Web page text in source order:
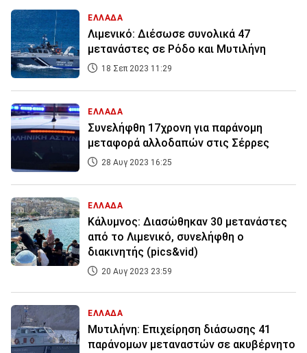
ΕΛΛΑΔΑ
Λιμενικό: Διέσωσε συνολικά 47
μετανάστες σε Ρόδο και Μυτιλήνη
18 Σεπ 2023 11:29
ΕΛΛΑΔΑ
Συνελήφθη 17χρονη για παράνομη
μεταφορά αλλοδαπών στις Σέρρες
28 Αυγ 2023 16:25
ΕΛΛΑΔΑ
Κάλυμνος: Διασώθηκαν 30 μετανάστες
από το Λιμενικό, συνελήφθη ο
διακινητής (pics&vid)
20 Αυγ 2023 23:59
ΕΛΛΑΔΑ
Μυτιλήνη: Επιχείρηση διάσωσης 41
παράνομων μεταναστών σε ακυβέρνητο